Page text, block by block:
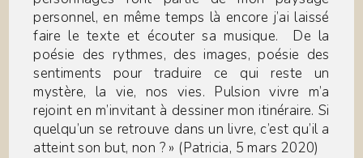
personnel, en même temps là encore j’ai laissé
faire le texte et écouter sa musique. De la
poésie des rythmes, des images, poésie des
sentiments pour traduire ce qui reste un
mystère, la vie, nos vies. Pulsion vivre m’a
rejoint en m’invitant à dessiner mon itinéraire. Si
quelqu’un se retrouve dans un livre, c’est qu’il a
atteint son but, non ? » (Patricia, 5 mars 2020)